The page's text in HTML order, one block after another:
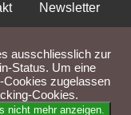
Newsletter
ausschliesslich zur
Status. Um eine
Cookies zugelassen
Cookies.
nicht mehr anzeigen.